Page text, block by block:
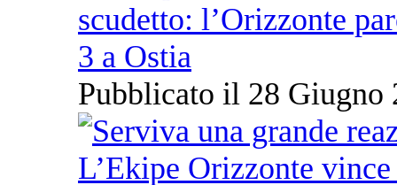
scudetto: l’Orizzonte
3 a Ostia
Pubblicato il 28 Giugno